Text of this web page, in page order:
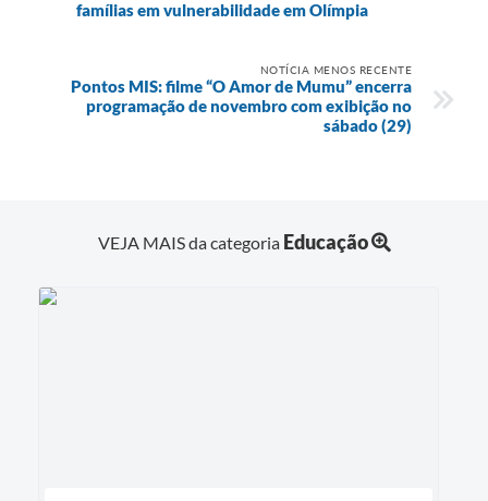
famílias em vulnerabilidade em Olímpia
NOTÍCIA MENOS RECENTE
Pontos MIS: filme “O Amor de Mumu” encerra
programação de novembro com exibição no
sábado (29)
VEJA MAIS da categoria Educação